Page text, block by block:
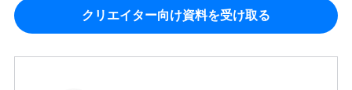
クリエイター向け資料を受け取る